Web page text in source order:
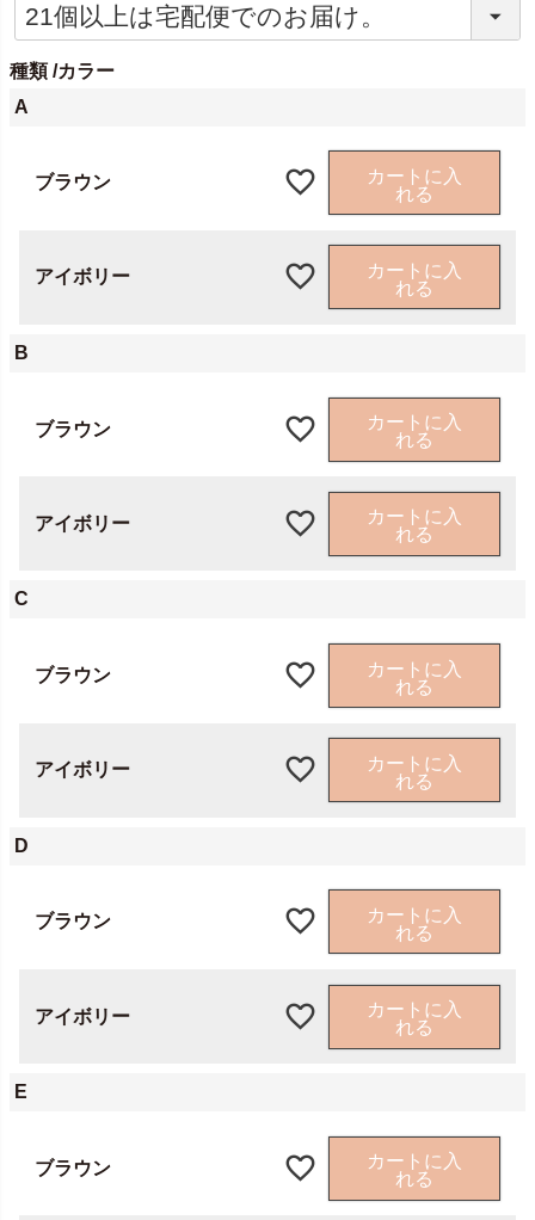
必
種類 カラー
A
ブラウン
カートに入
れる
アイボリー
カートに入
れる
B
ブラウン
カートに入
れる
アイボリー
カートに入
れる
C
ブラウン
カートに入
れる
アイボリー
カートに入
れる
D
ブラウン
カートに入
れる
アイボリー
カートに入
れる
E
ブラウン
カートに入
れる